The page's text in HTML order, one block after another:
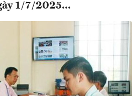
1/7/2025...